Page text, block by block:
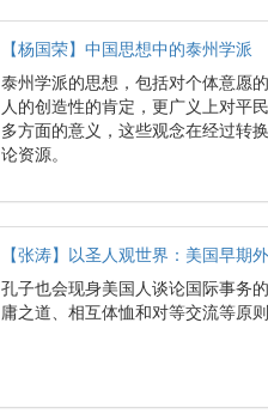
【杨国荣】中国思想中的泰州学派
泰州学派的思想，包括对个体意愿
人的创造性的肯定，更广义上对平
多方面的意义，这些观念在经过转
论资源。
【张涛】以圣人观世界：美国早期
孔子也会现身美国人谈论国际事务
庸之道、相互体恤和对等交流等原